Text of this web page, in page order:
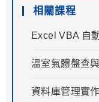
相關課程
Excel VBA 自
溫室氣體盤查
資料庫管理實